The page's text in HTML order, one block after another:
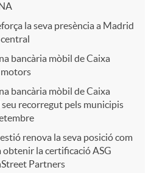
la seva presència a Madrid
bancària mòbil de Caixa
motors
bancària mòbil de Caixa
seu recorregut pels municipis
renova la seva posició com
la certificació ASG
Partners